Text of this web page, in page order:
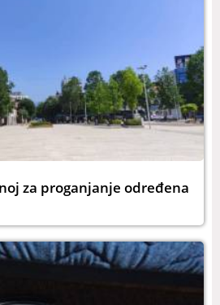
za proganjanje određena